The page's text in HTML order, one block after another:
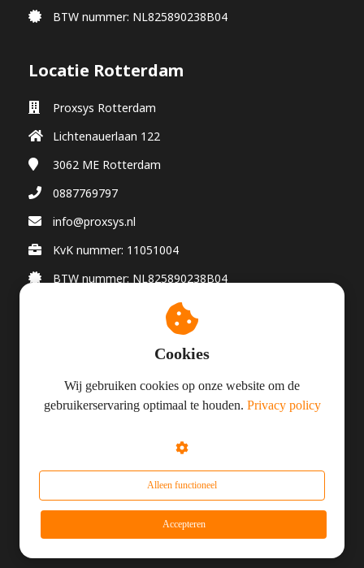
BTW nummer: NL825890238B04
Locatie Rotterdam
Proxsys Rotterdam
Lichtenauerlaan 122
3062 ME Rotterdam
0887769797
info@proxsys.nl
KvK nummer: 11051004
BTW nummer: NL825890238B04
Responsible Disclosure
Cookies
Wij gebruiken cookies op onze website om de
gebruikerservaring optimaal te houden. Privacy policy
Alleen functioneel
Accepteren